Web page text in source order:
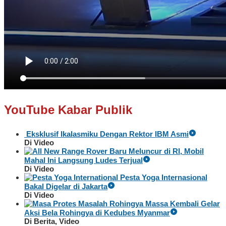
YouTube Kabar Publik
Eksklusif Ikalasmiku Dengan Rektor IBM Asmi
Di Video
Baru Meluncur di RI, Mobil
Mahal Ini Langsung Ludes Terjual
Di Video
Pesta Yoga Internasional
Bakal Digelar di Jakarta
Di Video
Massa Kembali Gelar
Aksi Bela Rohingya di Kedubes Myanmar
Di Berita, Video